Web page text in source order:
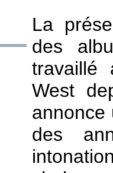
La
des
travaillé
West
annonce
des